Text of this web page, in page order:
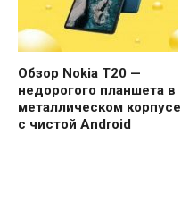
Обзор Nokia T20 —
недорогого планшета в
металлическом корпусе
с чистой Android